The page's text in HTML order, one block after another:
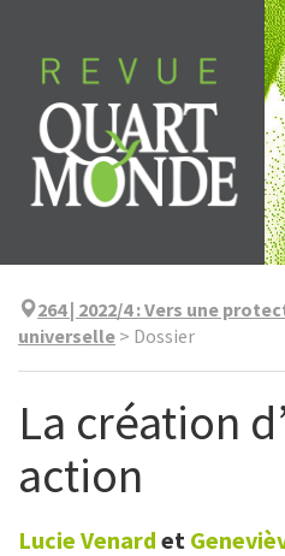
contenu
264 | 2022/4:Vers une
universelle > Dossier
La création
action
Lucie Venard et